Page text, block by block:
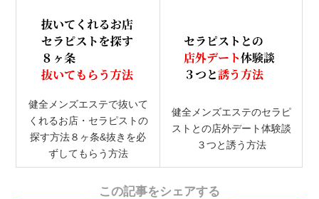
健全メンズエステで抜いて
くれるお店・セラピストの
探す方法８ヶ条&抜きを必
ずしてもらう方法
健全メンズエステのセラピ
ストとの店外デート体験談
３つと誘う方法
この記事をシェアする